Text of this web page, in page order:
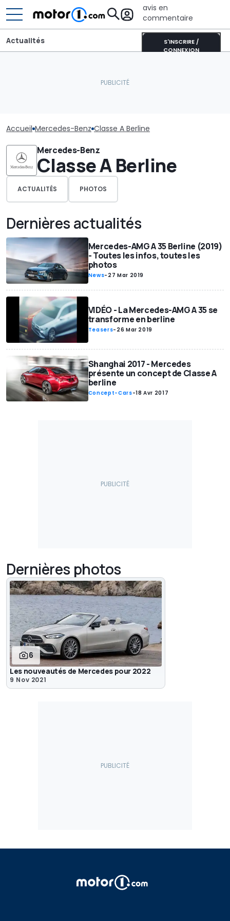
avis en
commentaire
S'INSCRIRE /
CONNEXION
Actualités
Accueil Mercedes-Benz Classe A Berline
Mercedes-Benz
Classe A Berline
ACTUALITÉS PHOTOS
Dernières actualités
Mercedes-AMG A 35 Berline (2019)
- Toutes les infos, toutes les
photos
News- 27 Mar 2019
VIDÉO - La Mercedes-AMG A 35 se
transforme en berline
Teasers- 26 Mar 2019
Shanghai 2017 - Mercedes
présente un concept de Classe A
berline
Concept-Cars-18 Avr 2017
Dernières photos
6
Les nouveautés de Mercedes pour 2022
9 Nov 2021